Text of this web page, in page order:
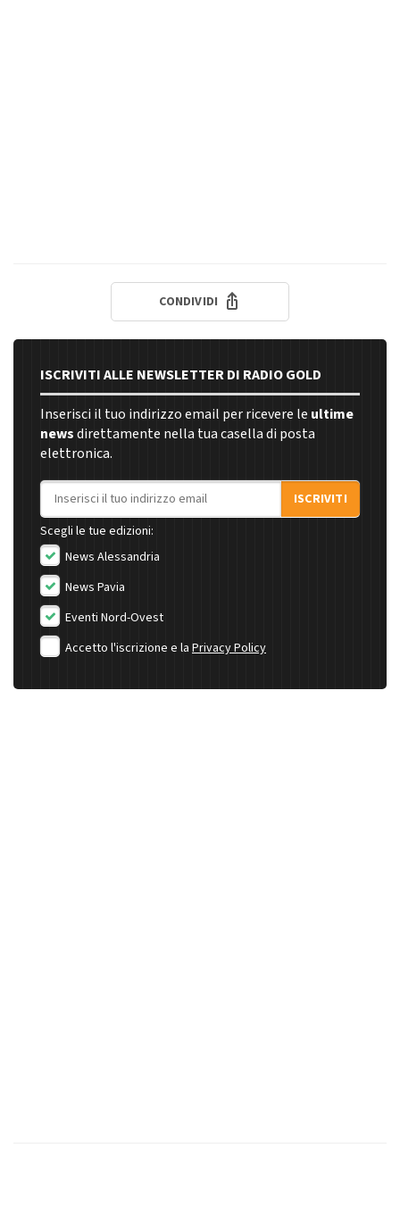
CONDIVIDI
ISCRIVITI ALLE NEWSLETTER DI RADIO GOLD
Inserisci il tuo indirizzo email per ricevere le ultime
newsdirettamente nella tua casella di posta
elettronica.
Indirizzo email
ISCRIVITI
Scegli le tue edizioni:
News Alessandria
News Pavia
Eventi Nord-Ovest
Accetto l'iscrizione e la Privacy Policy